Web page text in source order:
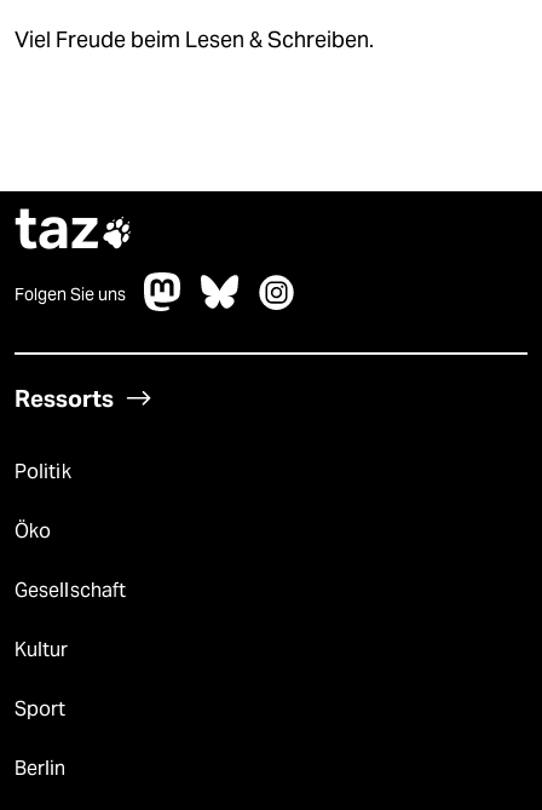
Viel Freude beim Lesen & Schreiben.
taz
Folgen Sie uns
Ressorts
Politik
Öko
Gesellschaft
Kultur
Sport
Berlin